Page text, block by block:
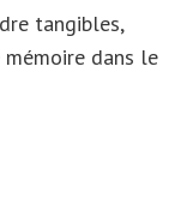
tangibles,
dans le